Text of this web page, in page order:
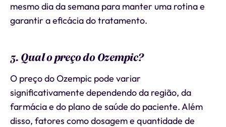
mesmo dia da semana para manter uma rotina e
garantir a eficácia do tratamento.
3. Qual o preço do Ozempic?
O preço do Ozempic pode variar
significativamente dependendo da região, da
farmácia e do plano de saúde do paciente. Além
disso, fatores como dosagem e quantidade de